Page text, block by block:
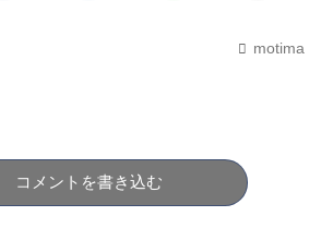
motima
コメントを書き込む